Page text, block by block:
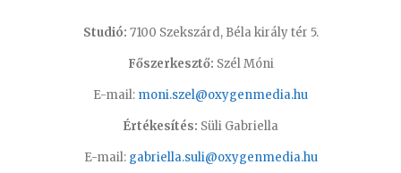
Studió: 7100 Szekszárd, Béla király tér 5.
Főszerkesztő: Szél Móni
E-mail: moni.szel@oxygenmedia.hu
Értékesítés: Süli Gabriella
E-mail: gabriella.suli@oxygenmedia.hu